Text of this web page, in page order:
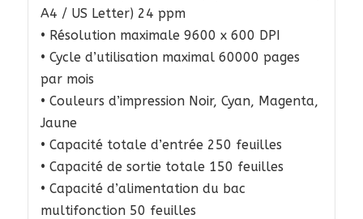
A4 / US Letter) 24 ppm
• Résolution maximale 9600 x 600 DPI
• Cycle d’utilisation maximal 60000 pages
par mois
• Couleurs d’impression Noir, Cyan, Magenta,
Jaune
• Capacité totale d’entrée 250 feuilles
• Capacité de sortie totale 150 feuilles
• Capacité d’alimentation du bac
multifonction 50 feuilles